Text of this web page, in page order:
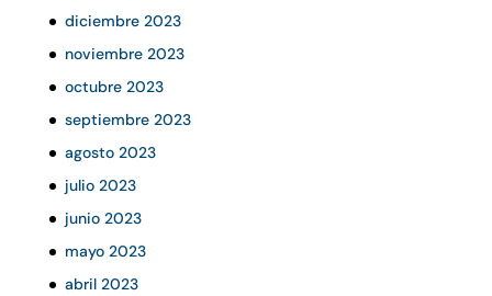
diciembre 2023
noviembre 2023
octubre 2023
septiembre 2023
agosto 2023
julio 2023
junio 2023
mayo 2023
abril 2023